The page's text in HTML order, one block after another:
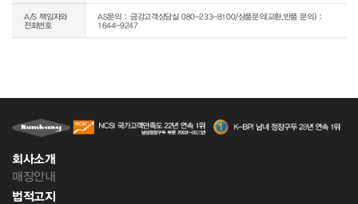
A/S 책임자와
전화번호
AS문의 : 금강고객상담실 080-233-8100/상품문의(교환,반품 문의) :
1644-9247
회사소개
매장안내
법적고지